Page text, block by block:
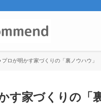
プロが明かす家づくりの「裏ノウハウ」
す家づくりの「